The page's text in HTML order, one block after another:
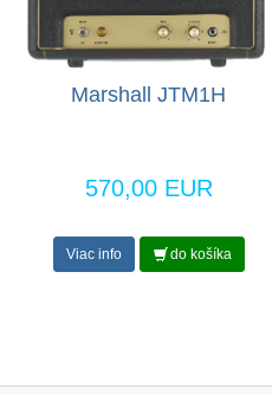
Marshall JTM1H
570,00 EUR
Viac info do košíka